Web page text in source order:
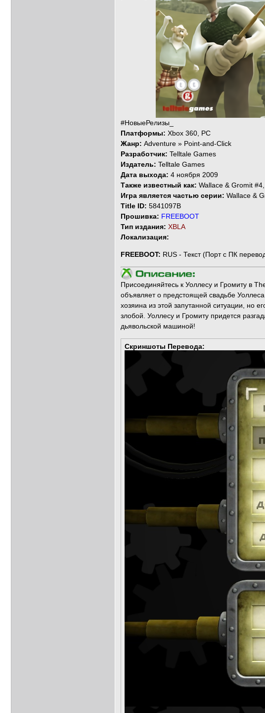
#НовыеРелизы_
Платформы:Xbox 360, PC
Жанр:Adventure » Point-and-Click
Разработчик:Telltale Games
Издатель:Telltale Games
Дата выхода:4 ноября 2009
Также известный как:Wallace & Gromit
Игра является частью серии:Wallace &
Title ID:5841097B
Прошивка: FREEBOOT
Тип издания:XBLA
Локализация:
FREEBOOT: RUS - Текст (Порт с ПК
Присоединяйтесь к Уоллесу и Громиту в
объявляет о предстоящей свадьбе
хозяина из этой запутанной ситуации, но
злобой. Уоллесу и Громиту придется
дьявольской машиной!
Скриншоты Перевода: